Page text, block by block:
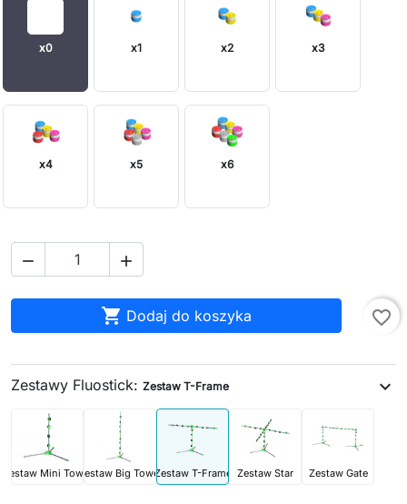
x0 x1 x2 x3
x4 x5 x6
 
 Dodaj do koszyka favorite_border
Zestawy Fluostick: Zestaw T-Frame expand_more
Zestaw Mini TowerZestaw Big TowerZestaw T-Frame Zestaw Star Zestaw Gate